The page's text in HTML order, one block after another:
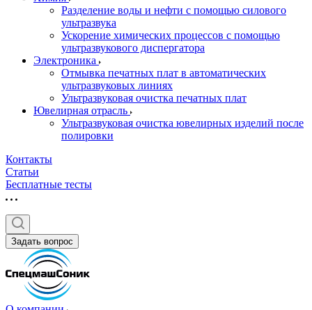
Разделение воды и нефти с помощью силового
ультразвука
Ускорение химических процессов с помощью
ультразвукового диспергатора
Электроника
Отмывка печатных плат в автоматических
ультразвуковых линиях
Ультразвуковая очистка печатных плат
Ювелирная отрасль
Ультразвуковая очистка ювелирных изделий после
полировки
Контакты
Статьи
Бесплатные тесты
Задать вопрос